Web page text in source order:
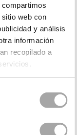
web con
y análisis
información
recopilado a